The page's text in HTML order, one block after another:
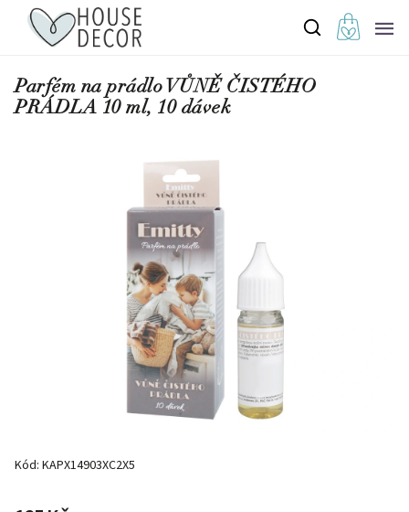
Parfém na prádlo VŮNĚ ČISTÉHO
PRÁDLA 10 ml, 10 dávek
Kód: KAPX14903XC2X5